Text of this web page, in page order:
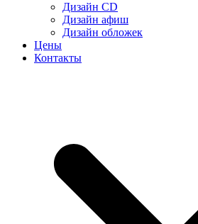
Дизайн CD
Дизайн афиш
Дизайн обложек
Цены
Контакты